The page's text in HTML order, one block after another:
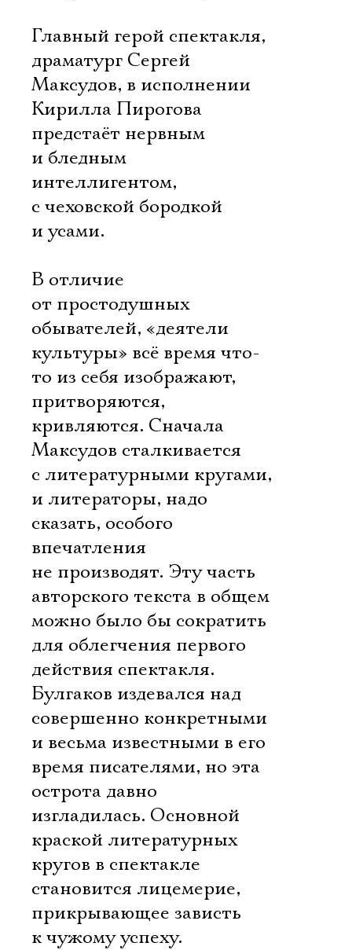
Главный герой спектакля,
драматург Сергей
Максудов, в исполнении
Кирилла Пирогова
предстаёт нервным
и бледным
интеллигентом,
с чеховской бородкой
и усами.
В отличие
от простодушных
обывателей, «деятели
культуры» всё время что-
то из себя изображают,
притворяются,
кривляются. Сначала
Максудов сталкивается
с литературными кругами,
и литераторы, надо
сказать, особого
впечатления
не производят. Эту часть
авторского текста в общем
можно было бы сократить
для облегчения первого
действия спектакля.
Булгаков издевался над
совершенно конкретными
и весьма известными в его
время писателями, но эта
острота давно
изгладилась. Основной
краской литературных
кругов в спектакле
становится лицемерие,
прикрывающее зависть
к чужому успеху.